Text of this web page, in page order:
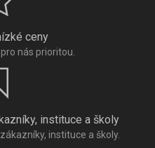
ceny
nás prioritou.
instituce a školy
instituce a školy.